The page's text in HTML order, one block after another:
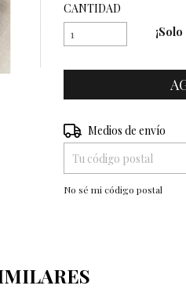
CANTIDAD
Entregas para el CP:
Medios de envío
No sé mi código postal